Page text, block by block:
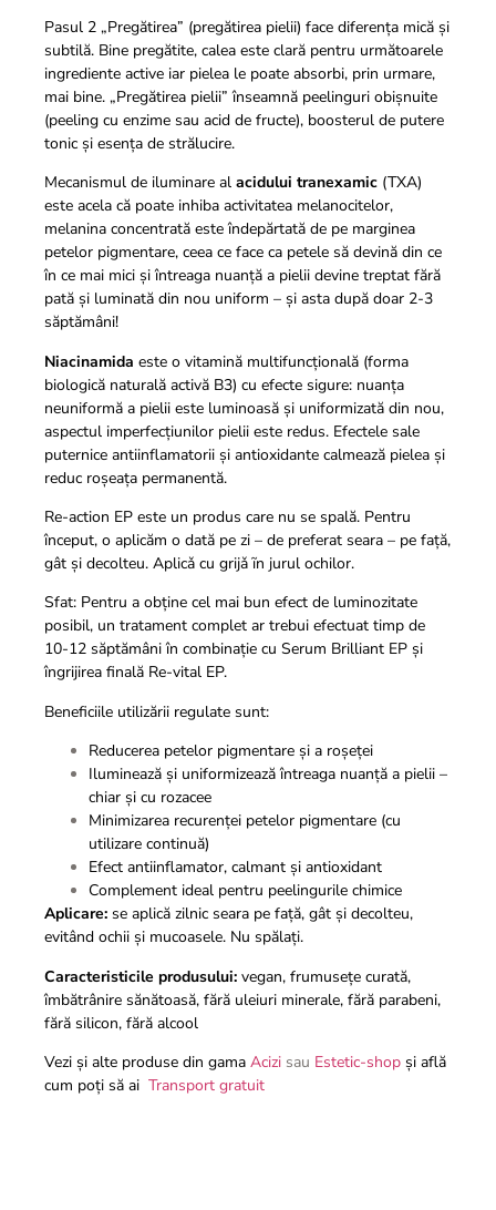
Pasul 2 „Pregătirea” (pregătirea pielii) face diferența mică și
subtilă. Bine pregătite, calea este clară pentru următoarele
ingrediente active iar pielea le poate absorbi, prin urmare,
mai bine. „Pregătirea pielii” înseamnă peelinguri obișnuite
(peeling cu enzime sau acid de fructe), boosterul de putere
tonic și esența de strălucire.
Mecanismul de iluminare al acidului tranexamic (TXA)
este acela că poate inhiba activitatea melanocitelor,
melanina concentrată este îndepărtată de pe marginea
petelor pigmentare, ceea ce face ca petele să devină din ce
în ce mai mici și întreaga nuanță a pielii devine treptat fără
pată și luminată din nou uniform – și asta după doar 2-3
săptămâni!
Niacinamida este o vitamină multifuncțională (forma
biologică naturală activă B3) cu efecte sigure: nuanța
neuniformă a pielii este luminoasă și uniformizată din nou,
aspectul imperfecțiunilor pielii este redus. Efectele sale
puternice antiinflamatorii și antioxidante calmează pielea și
reduc roșeața permanentă.
Re-action EP este un produs care nu se spală. Pentru
început, o aplicăm o dată pe zi – de preferat seara – pe față,
gât și decolteu. Aplicǎ cu grijǎ ĩn jurul ochilor.
Sfat: Pentru a obține cel mai bun efect de luminozitate
posibil, un tratament complet ar trebui efectuat timp de
10-12 săptămâni în combinație cu Serum Brilliant EP și
îngrijirea finală Re-vital EP.
Beneficiile utilizării regulate sunt:
Reducerea petelor pigmentare și a roșeței
Iluminează și uniformizează întreaga nuanță a pielii –
chiar și cu rozacee
Minimizarea recurenței petelor pigmentare (cu
utilizare continuă)
Efect antiinflamator, calmant și antioxidant
Complement ideal pentru peelingurile chimice
Aplicare: se aplică zilnic seara pe față, gât și decolteu,
evitând ochii și mucoasele. Nu spălați.
Caracteristicile produsului: vegan, frumusețe curată,
îmbătrânire sănătoasă, fără uleiuri minerale, fără parabeni,
fără silicon, fără alcool
Vezi și alte produse din gama Acizi sau Estetic-shop și află
cum poți să ai Transport gratuit